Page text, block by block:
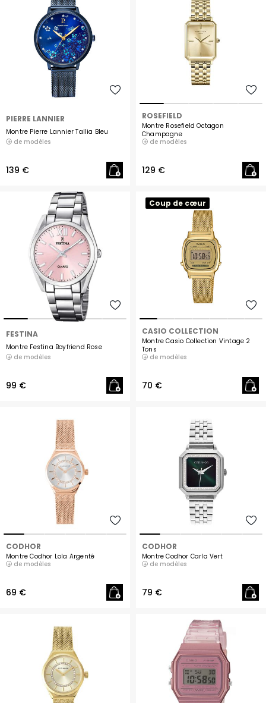
PIERRE LANNIER
Montre Pierre Lannier Tallia Bleu
de modèles
139 €
ROSEFIELD
Montre Rosefield Octagon
Champagne
de modèles
129 €
FESTINA
Montre Festina Boyfriend Rose
de modèles
99 €
Coup de cœur
CASIO COLLECTION
Montre Casio Collection Vintage 2
Tons
de modèles
70 €
CODHOR
Montre Codhor Lola Argenté
de modèles
69 €
CODHOR
Montre Codhor Carla Vert
de modèles
79 €